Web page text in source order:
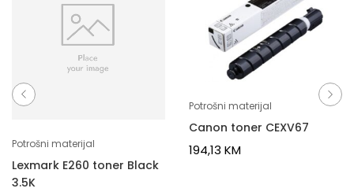
Potrošni materijal
Lexmark E260 toner Black
3.5K
Potrošni materijal
Canon toner CEXV67
194,13 KM